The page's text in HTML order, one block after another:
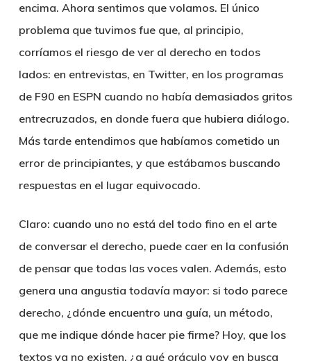
encima. Ahora sentimos que volamos. El único
problema que tuvimos fue que, al principio,
corríamos el riesgo de ver al derecho en todos
lados: en entrevistas, en Twitter, en los programas
de F90 en ESPN cuando no había demasiados gritos
entrecruzados, en donde fuera que hubiera diálogo.
Más tarde entendimos que habíamos cometido un
error de principiantes, y que estábamos buscando
respuestas en el lugar equivocado.
Claro: cuando uno no está del todo fino en el arte
de conversar el derecho, puede caer en la confusión
de pensar que todas las voces valen. Además, esto
genera una angustia todavía mayor: si todo parece
derecho, ¿dónde encuentro una guía, un método,
que me indique dónde hacer pie firme? Hoy, que los
textos ya no existen, ¿a qué oráculo voy en busca